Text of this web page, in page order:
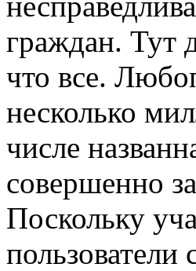
граждан. Тут
что все.
несколько
числе
совершенно
Поскольку